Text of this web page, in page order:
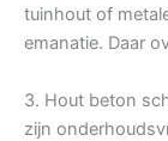
tuinhout of
emanatie. Daar
3. Hout beton
zijn